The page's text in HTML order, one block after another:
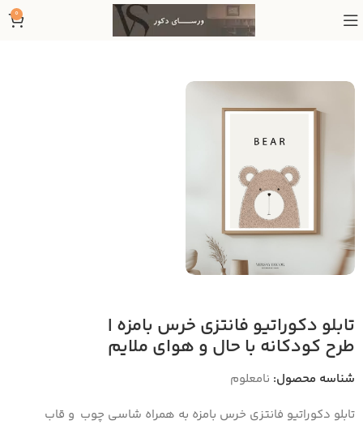
0
تابلو دکوراتیو فانتزی خرس بامزه |
طرح کودکانه با حال و هوای ملایم
شناسه محصول: نامعلوم
تابلو دکوراتیو فانتزی خرس بامزه به همراه شاسی چوب و قاب